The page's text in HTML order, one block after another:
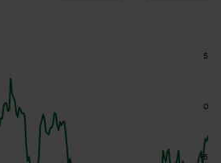
-5
0
5